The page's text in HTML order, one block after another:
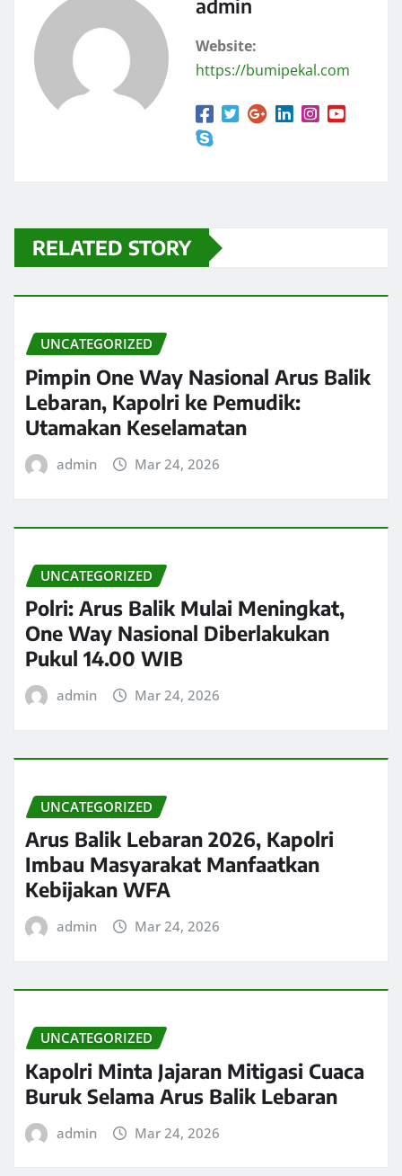
admin
Website:
https://bumipekal.com
RELATED STORY
UNCATEGORIZED
Pimpin One Way Nasional Arus Balik
Lebaran, Kapolri ke Pemudik:
Utamakan Keselamatan
admin Mar 24, 2026
UNCATEGORIZED
Polri: Arus Balik Mulai Meningkat,
One Way Nasional Diberlakukan
Pukul 14.00 WIB
admin Mar 24, 2026
UNCATEGORIZED
Arus Balik Lebaran 2026, Kapolri
Imbau Masyarakat Manfaatkan
Kebijakan WFA
admin Mar 24, 2026
UNCATEGORIZED
Kapolri Minta Jajaran Mitigasi Cuaca
Buruk Selama Arus Balik Lebaran
admin Mar 24, 2026